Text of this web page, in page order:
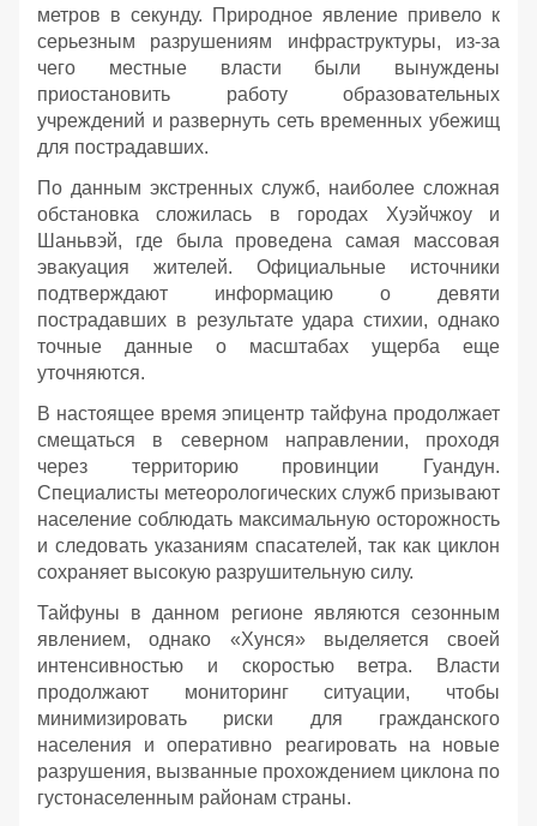
метров в секунду. Природное явление привело к
серьезным разрушениям инфраструктуры, из-за
чего местные власти были вынуждены
приостановить работу образовательных
учреждений и развернуть сеть временных убежищ
для пострадавших.
По данным экстренных служб, наиболее сложная
обстановка сложилась в городах Хуэйчжоу и
Шаньвэй, где была проведена самая массовая
эвакуация жителей. Официальные источники
подтверждают информацию о девяти
пострадавших в результате удара стихии, однако
точные данные о масштабах ущерба еще
уточняются.
В настоящее время эпицентр тайфуна продолжает
смещаться в северном направлении, проходя
через территорию провинции Гуандун.
Специалисты метеорологических служб призывают
население соблюдать максимальную осторожность
и следовать указаниям спасателей, так как циклон
сохраняет высокую разрушительную силу.
Тайфуны в данном регионе являются сезонным
явлением, однако «Хунся» выделяется своей
интенсивностью и скоростью ветра. Власти
продолжают мониторинг ситуации, чтобы
минимизировать риски для гражданского
населения и оперативно реагировать на новые
разрушения, вызванные прохождением циклона по
густонаселенным районам страны.